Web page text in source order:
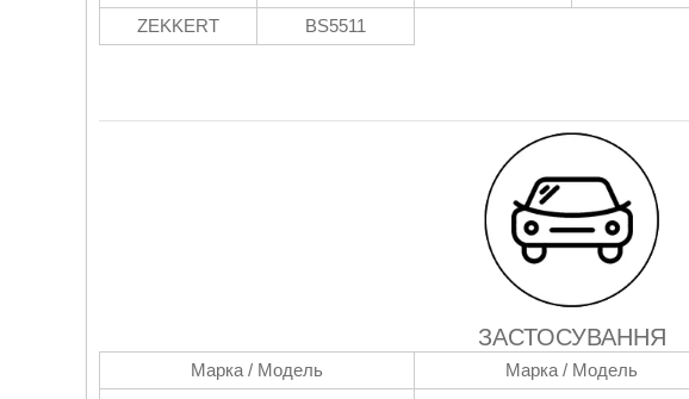
ZEKKERT
BS5511
ЗАСТОСУВАННЯ
Марка / Модель Марка / Модель